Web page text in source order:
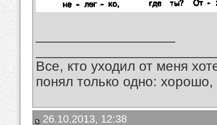
Все, кто уходил от меня
понял только одно:
26.10.2013, 12:38